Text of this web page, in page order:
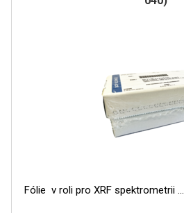
Fólie v roli pro XRF spektrometrii